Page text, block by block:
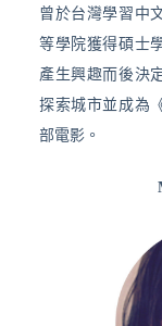
曾於台灣學習中
等學院獲得碩士
產生興趣而後決
探索城市並成為
部電影。